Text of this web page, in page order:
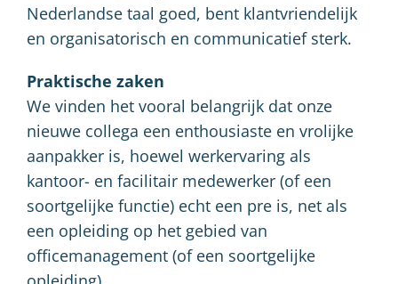
Nederlandse taal goed, bent klantvriendelijk
en organisatorisch en communicatief sterk.
Praktische zaken
We vinden het vooral belangrijk dat onze
nieuwe collega een enthousiaste en vrolijke
aanpakker is, hoewel werkervaring als
kantoor- en facilitair medewerker (of een
soortgelijke functie) echt een pre is, net als
een opleiding op het gebied van
officemanagement (of een soortgelijke